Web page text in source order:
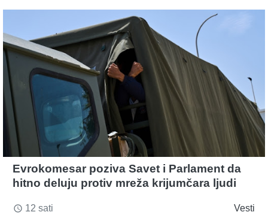
Evrokomesar poziva Savet i Parlament da
hitno deluju protiv mreža krijumčara ljudi
access_time 12 sati Vesti